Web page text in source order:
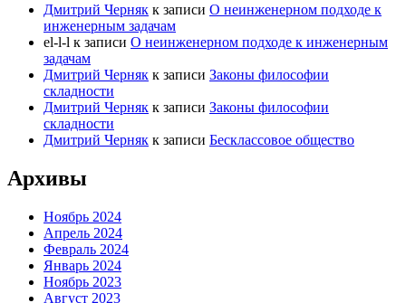
Дмитрий Черняк к записи О неинженерном подходе к
инженерным задачам
el-l-l к записи О неинженерном подходе к инженерным
задачам
Дмитрий Черняк к записи Законы философии
складности
Дмитрий Черняк к записи Законы философии
складности
Дмитрий Черняк к записи Бесклассовое общество
Архивы
Ноябрь 2024
Апрель 2024
Февраль 2024
Январь 2024
Ноябрь 2023
Август 2023